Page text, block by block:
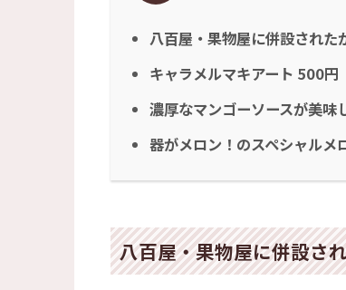
八百屋・果物屋に併設された
キャラメルマキアート 500円
濃厚なマンゴーソースが美
器がメロン！のスペシャルメ
八百屋・果物屋に併設さ